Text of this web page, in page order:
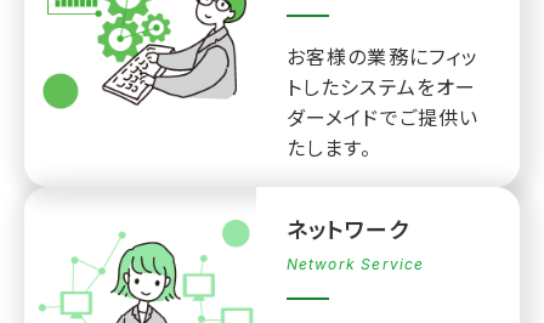
お客様の業務にフィッ
トしたシステムをオー
ダーメイドでご提供い
たします。
ネットワーク
Network Service